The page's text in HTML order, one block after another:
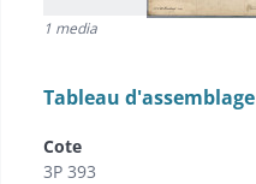
1 media
Tableau d'assemblage
Cote
3P 393